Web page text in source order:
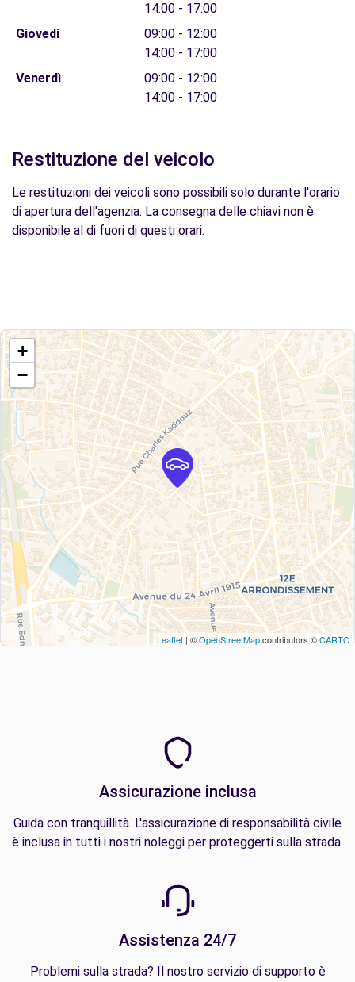
14:00 - 17:00
Giovedì
09:00 - 12:00
14:00 - 17:00
Venerdì
09:00 - 12:00
14:00 - 17:00
Restituzione del veicolo
Le restituzioni dei veicoli sono possibili solo durante l'orario
di apertura dell'agenzia. La consegna delle chiavi non è
disponibile al di fuori di questi orari.
+
−
Leaflet | ©OpenStreetMapcontributors ©CARTO
Assicurazione inclusa
Guida con tranquillità. L'assicurazione di responsabilità civile
è inclusa in tutti i nostri noleggi per proteggerti sulla strada.
Assistenza 24/7
Problemi sulla strada? Il nostro servizio di supporto è